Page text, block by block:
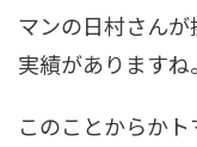
マンの日村さん
実績がありますね。
このことからか